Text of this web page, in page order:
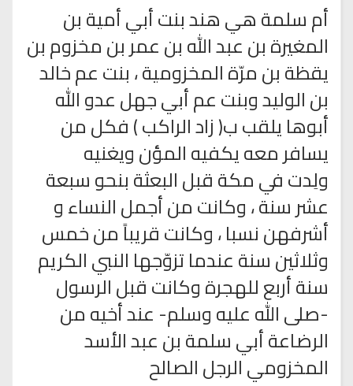
أم سلمة هي هند بنت أبي أمية بن
المغيرة بن عبد الله بن عمر بن مخزوم بن
يقظة بن مرّة المخزومية ، بنت عم خالد
بن الوليد وبنت عم أبي جهل عدو الله
أبوها يلقب ب( زاد الراكب ) فكل من
يسافر معه يكفيه المؤن ويغنيه
ولِدت في مكة قبل البعثة بنحو سبعة
عشر سنة ، وكانت من أجمل النساء و
أشرفهن نسبا ، وكانت قريباً من خمس
وثلاثين سنة عندما تزوّجها النبي الكريم
سنة أربع للهجرة وكانت قبل الرسول
-صلى الله عليه وسلم- عند أخيه من
الرضاعة أبي سلمة بن عبد الأسد
المخزومي الرجل الصالح